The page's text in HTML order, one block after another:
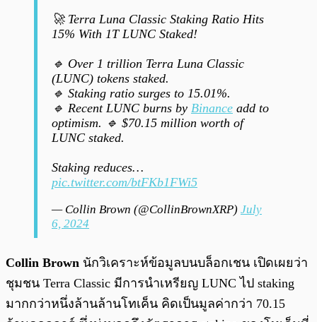
🚀 Terra Luna Classic Staking Ratio Hits
15% With 1T LUNC Staked!
🔹 Over 1 trillion Terra Luna Classic
(LUNC) tokens staked.
🔹 Staking ratio surges to 15.01%.
🔹 Recent LUNC burns by Binance add to
optimism. 🔹 $70.15 million worth of
LUNC staked.
Staking reduces…
pic.twitter.com/btFKb1FWi5
— Collin Brown (@CollinBrownXRP) July
6, 2024
Collin Brown นักวิเคราะห์ข้อมูลบนบล็อกเชน เปิดเผยว่า
ชุมชน Terra Classic มีการนำเหรียญ LUNC ไป staking
มากกว่าหนึ่งล้านล้านโทเค็น คิดเป็นมูลค่ากว่า 70.15